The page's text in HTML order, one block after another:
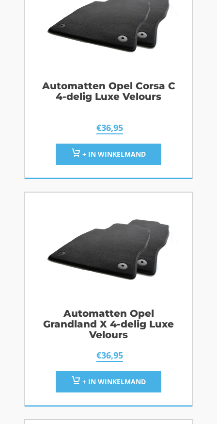
Automatten Opel Corsa C
4-delig Luxe Velours
€36,95
+ IN WINKELMAND
Automatten Opel
Grandland X 4-delig Luxe
Velours
€36,95
+ IN WINKELMAND